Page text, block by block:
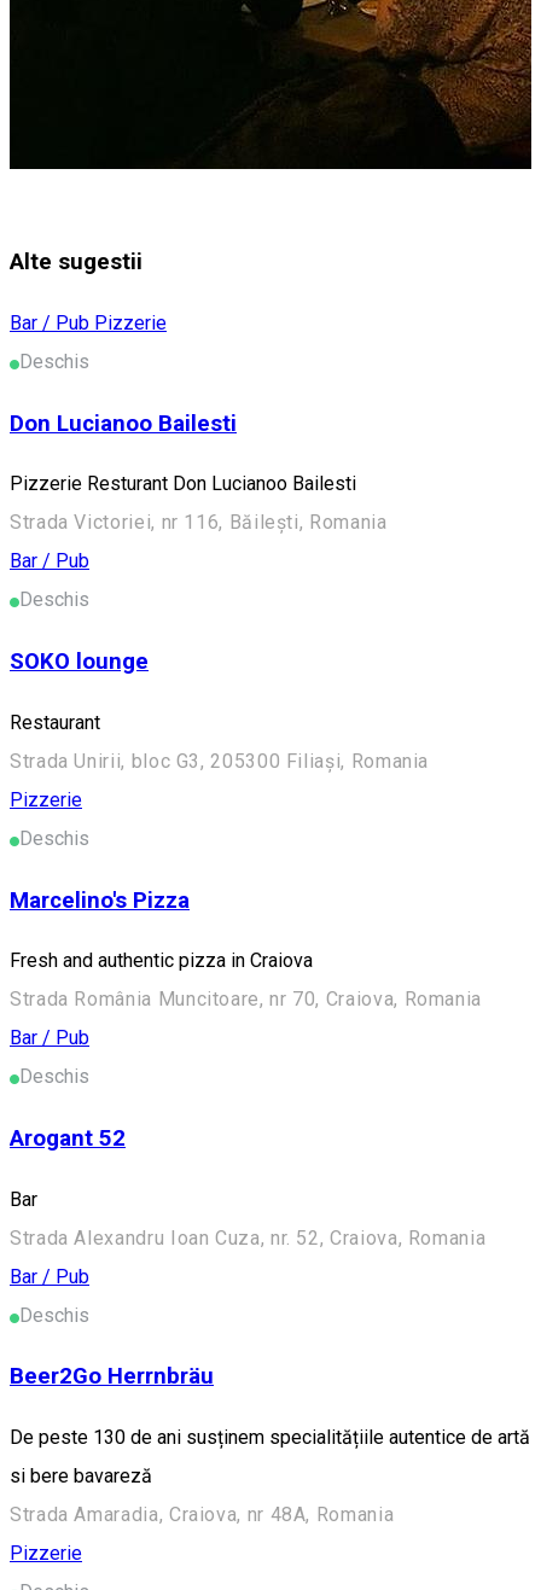
Alte sugestii
Bar / Pub Pizzerie
Deschis
Don Lucianoo Bailesti
Pizzerie Resturant Don Lucianoo Bailesti
Strada Victoriei, nr 116, Băilești, Romania
Bar / Pub
Deschis
SOKO lounge
Restaurant
Strada Unirii, bloc G3, 205300 Filiași, Romania
Pizzerie
Deschis
Marcelino's Pizza
Fresh and authentic pizza in Craiova
Strada România Muncitoare, nr 70, Craiova, Romania
Bar / Pub
Deschis
Arogant 52
Bar
Strada Alexandru Ioan Cuza, nr. 52, Craiova, Romania
Bar / Pub
Deschis
Beer2Go Herrnbräu
De peste 130 de ani susținem specialitățiile autentice de artă
si bere bavareză
Strada Amaradia, Craiova, nr 48A, Romania
Pizzerie